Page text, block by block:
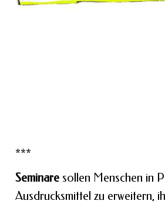
***
Seminare sollen Menschen in
Ausdrucksmittel zu erweitern,